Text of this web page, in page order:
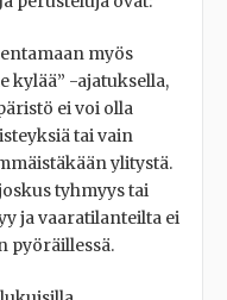
myös
kylää” -ajatuksella,
ei voi olla
tai vain
ylitystä.
tyhmyys tai
ja vaaratilanteilta ei
pyöräillessä.